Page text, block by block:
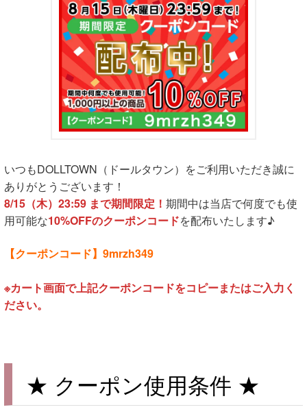
いつもDOLLTOWN（ドールタウン）をご利用いただき誠に
ありがとうございます！
8/15（木）23:59 まで期間限定！ 期間中は当店で何度でも使
用可能な10%OFFのクーポンコードを配布いたします♪
【クーポンコード】9mrzh349
※カート画面で上記クーポンコードをコピーまたはご入力く
ださい。
★ クーポン使用条件 ★